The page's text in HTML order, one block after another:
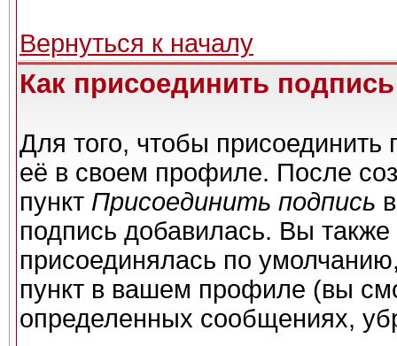
Вернуться к началу
Как присоединить
Для того, чтобы
её в своем профиле. После
пункт Присоединить подпись
подпись добавилась. Вы
присоединялась по
пункт в вашем профиле (вы
определенных сообщениях,